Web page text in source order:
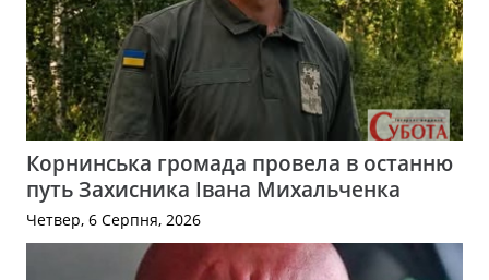
Корнинська громада провела в останню
путь Захисника Івана Михальченка
Четвер, 6 Серпня, 2026